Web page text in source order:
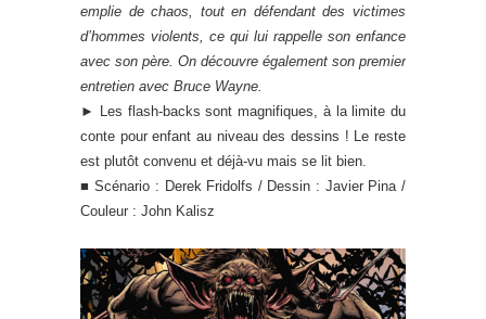
emplie de chaos, tout en défendant des victimes
d’hommes violents, ce qui lui rappelle son enfance
avec son père. On découvre également son premier
entretien avec Bruce Wayne.
► Les flash-backs sont magnifiques, à la limite du
conte pour enfant au niveau des dessins ! Le reste
est plutôt convenu et déjà-vu mais se lit bien.
■ Scénario : Derek Fridolfs / Dessin : Javier Pina /
Couleur : John Kalisz